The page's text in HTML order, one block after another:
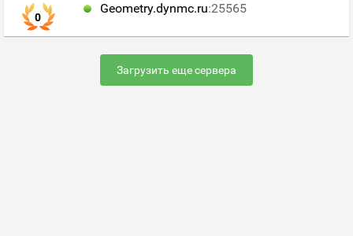
0
Geometry.dynmc.ru:25565
Загрузить еще сервера